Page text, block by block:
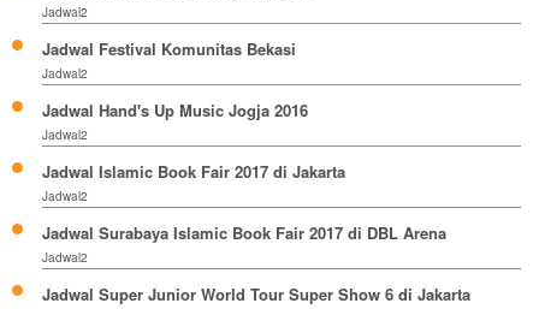
Jadwal2
Jadwal Festival Komunitas Bekasi
Jadwal2
Jadwal Hand's Up Music Jogja 2016
Jadwal2
Jadwal Islamic Book Fair 2017 di Jakarta
Jadwal2
Jadwal Surabaya Islamic Book Fair 2017 di DBL Arena
Jadwal2
Jadwal Super Junior World Tour Super Show 6 di Jakarta